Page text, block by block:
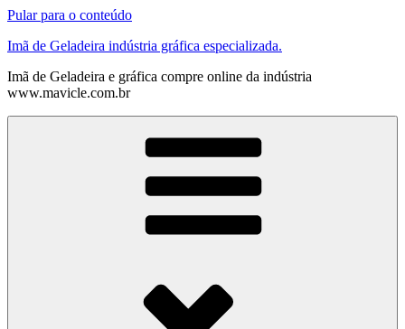
Pular para o conteúdo
Imã de Geladeira indústria gráfica especializada.
Imã de Geladeira e gráfica compre online da indústria
www.mavicle.com.br